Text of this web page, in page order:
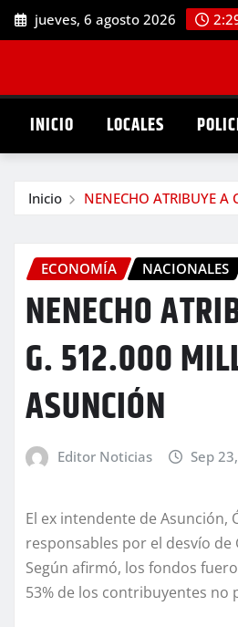
Saltar
al
jueves, 6 agosto 2026
INICIO LOCALES
Inicio NENECHO ATRIBUYE A
ECONOMÍA NACIONALES
NENECHO
G. 512.000
ASUNCIÓN
Editor Noticias Sep
El ex intendente de Asunción,
responsables por el desvío
Según afirmó, los fondos
53% de los contribuyentes no